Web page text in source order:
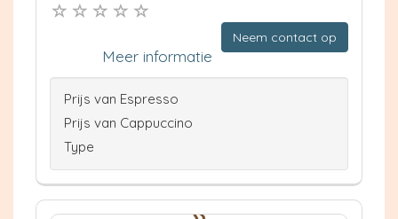
Neem contact op
Meer informatie
Prijs van Espresso
Prijs van Cappuccino
Type